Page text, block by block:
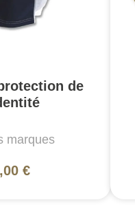
de
marques
€